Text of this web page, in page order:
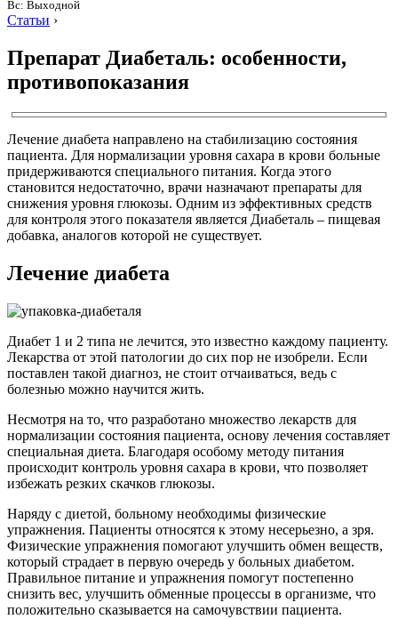
Вс: Выходной
Статьи ›
Препарат Диабеталь: особенности,
противопоказания
Лечение диабета направлено на стабилизацию состояния
пациента. Для нормализации уровня сахара в крови больные
придерживаются специального питания. Когда этого
становится недостаточно, врачи назначают препараты для
снижения уровня глюкозы. Одним из эффективных средств
для контроля этого показателя является Диабеталь – пищевая
добавка, аналогов которой не существует.
Лечение диабета
Диабет 1 и 2 типа не лечится, это известно каждому пациенту.
Лекарства от этой патологии до сих пор не изобрели. Если
поставлен такой диагноз, не стоит отчаиваться, ведь с
болезнью можно научится жить.
Несмотря на то, что разработано множество лекарств для
нормализации состояния пациента, основу лечения составляет
специальная диета. Благодаря особому методу питания
происходит контроль уровня сахара в крови, что позволяет
избежать резких скачков глюкозы.
Наряду с диетой, больному необходимы физические
упражнения. Пациенты относятся к этому несерьезно, а зря.
Физические упражнения помогают улучшить обмен веществ,
который страдает в первую очередь у больных диабетом.
Правильное питание и упражнения помогут постепенно
снизить вес, улучшить обменные процессы в организме, что
положительно сказывается на самочувствии пациента.